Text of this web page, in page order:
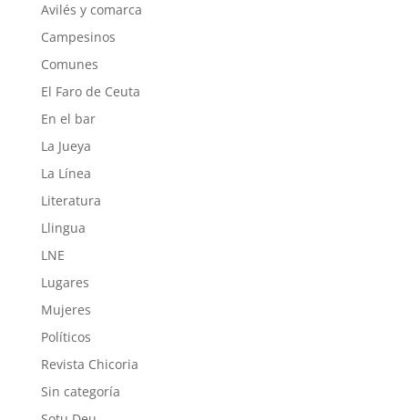
Avilés y comarca
Campesinos
Comunes
El Faro de Ceuta
En el bar
La Jueya
La Línea
Literatura
Llingua
LNE
Lugares
Mujeres
Políticos
Revista Chicoria
Sin categoría